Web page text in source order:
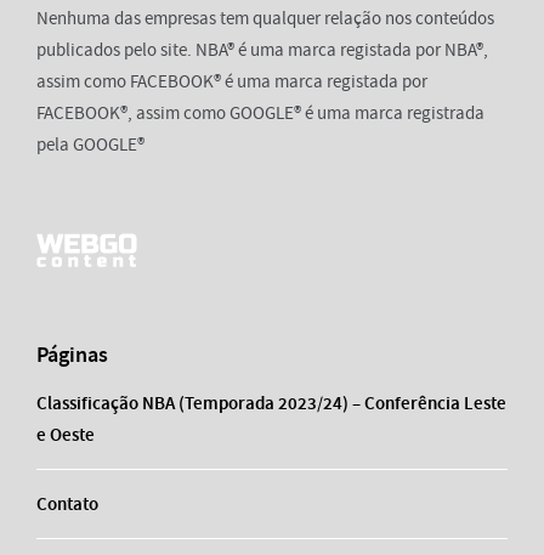
Nenhuma das empresas tem qualquer relação nos conteúdos
publicados pelo site. NBA® é uma marca registada por NBA®,
assim como FACEBOOK® é uma marca registada por
FACEBOOK®, assim como GOOGLE® é uma marca registrada
pela GOOGLE®
Páginas
Classificação NBA (Temporada 2023/24) – Conferência Leste
e Oeste
Contato